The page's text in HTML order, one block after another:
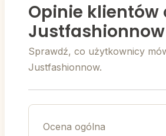
Opinie klientów
Justfashionnow
Sprawdź, co użytkownicy
Justfashionnow.
Ocena ogólna